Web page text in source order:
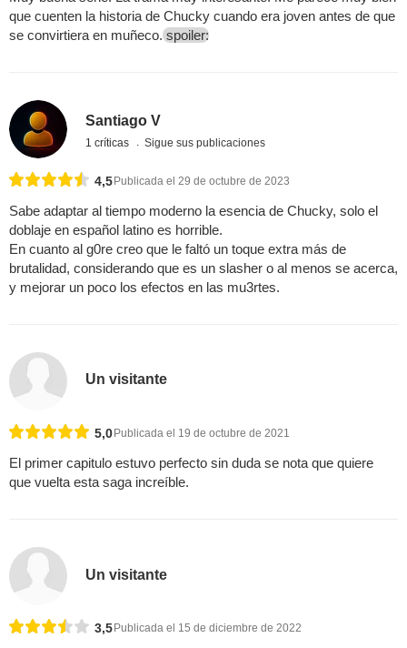
que cuenten la historia de Chucky cuando era joven antes de que
se convirtiera en muñeco. spoiler:
Santiago V
1 críticas Sigue sus publicaciones
4,5Publicada el 29 de octubre de 2023
Sabe adaptar al tiempo moderno la esencia de Chucky, solo el
doblaje en español latino es horrible.
En cuanto al g0re creo que le faltó un toque extra más de
brutalidad, considerando que es un slasher o al menos se acerca,
y mejorar un poco los efectos en las mu3rtes.
Un visitante
5,0 Publicada el 19 de octubre de 2021
El primer capitulo estuvo perfecto sin duda se nota que quiere
que vuelta esta saga increíble.
Un visitante
3,5 Publicada el 15 de diciembre de 2022